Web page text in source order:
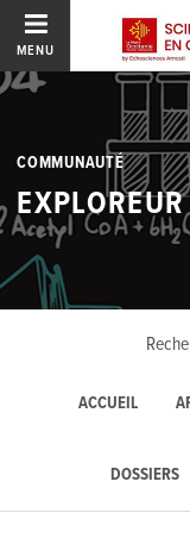
MENU
COMMUNAUTÉ
ACCUEIL
DOSSIERS